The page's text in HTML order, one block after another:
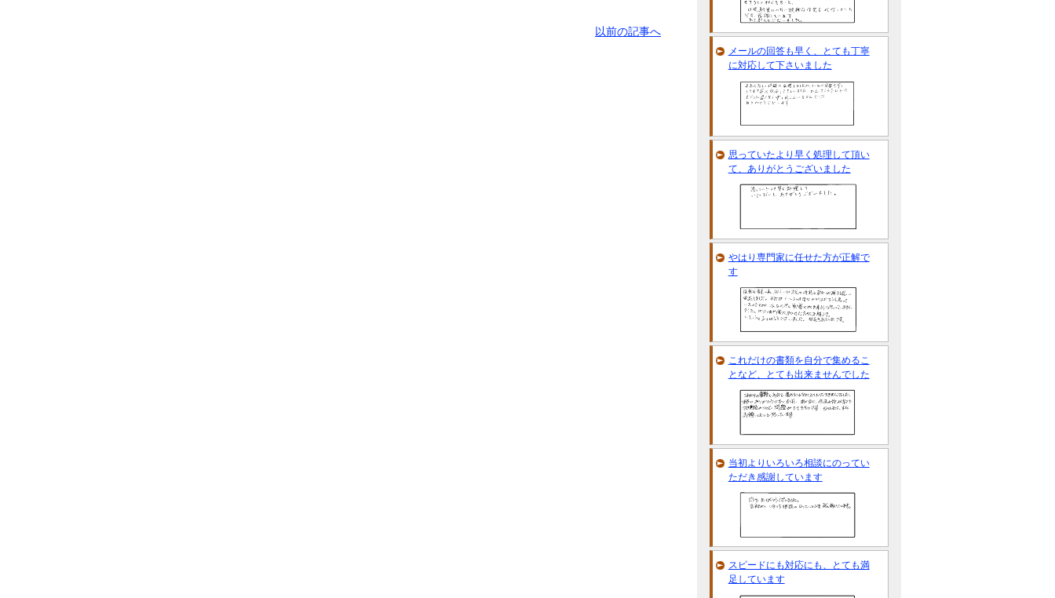
以前の記事へ
メールの回答も早く、とても丁寧
に対応して下さいました
思っていたより早く処理して頂い
て、ありがとうございました
やはり専門家に任せた方が正解で
す
これだけの書類を自分で集めるこ
となど、とても出来ませんでした
当初よりいろいろ相談にのってい
ただき感謝しています
スピードにも対応にも、とても満
足しています